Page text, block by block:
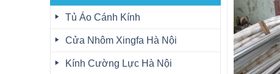
Tủ Áo Cánh Kính
Cửa Nhôm Xingfa Hà Nội
Kính Cường Lực Hà Nội